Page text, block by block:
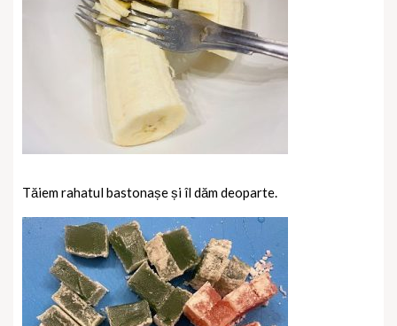
Tăiem rahatul bastonașe și îl dăm deoparte.